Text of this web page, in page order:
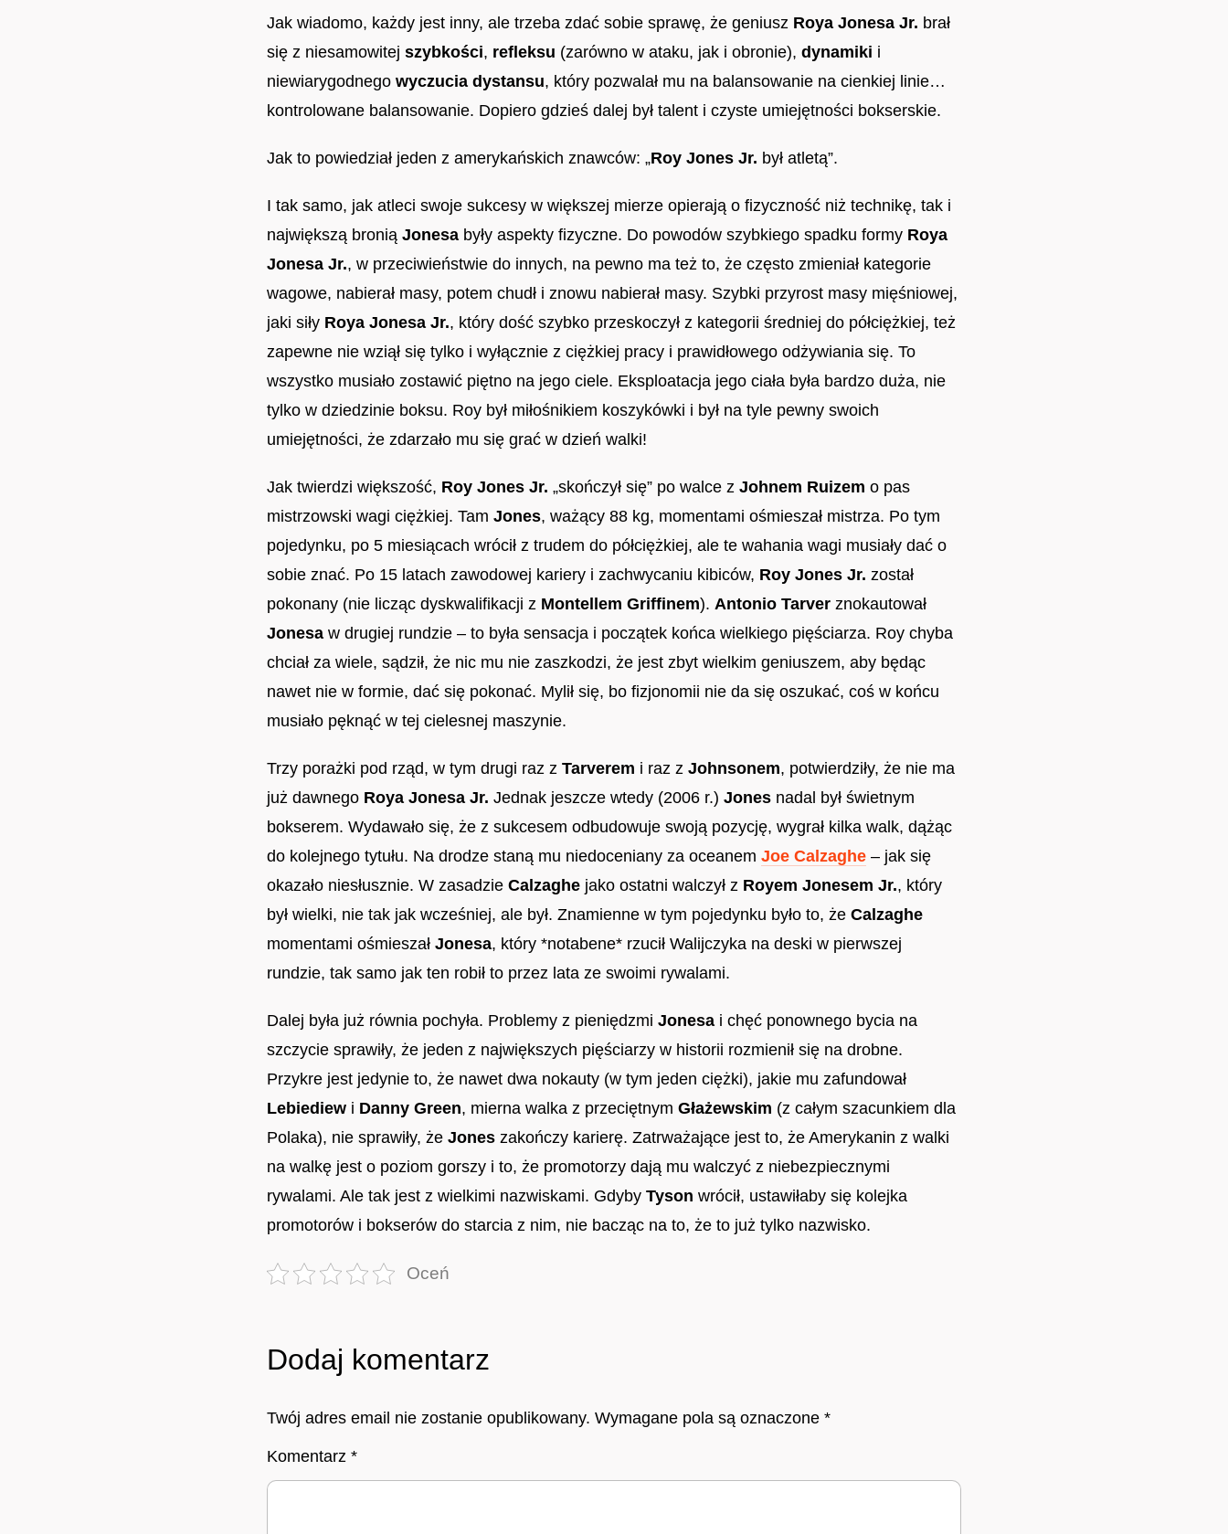
Jak wiadomo, każdy jest inny, ale trzeba zdać sobie sprawę, że geniusz Roya Jonesa Jr. brał
się z niesamowitej szybkości, refleksu (zarówno w ataku, jak i obronie), dynamiki i
niewiarygodnego wyczucia dystansu, który pozwalał mu na balansowanie na cienkiej linie…
kontrolowane balansowanie. Dopiero gdzieś dalej był talent i czyste umiejętności bokserskie.
Jak to powiedział jeden z amerykańskich znawców: „Roy Jones Jr. był atletą”.
I tak samo, jak atleci swoje sukcesy w większej mierze opierają o fizyczność niż technikę, tak i
największą bronią Jonesa były aspekty fizyczne. Do powodów szybkiego spadku formy Roya
Jonesa Jr., w przeciwieństwie do innych, na pewno ma też to, że często zmieniał kategorie
wagowe, nabierał masy, potem chudł i znowu nabierał masy. Szybki przyrost masy mięśniowej,
jaki siły Roya Jonesa Jr., który dość szybko przeskoczył z kategorii średniej do półciężkiej, też
zapewne nie wziął się tylko i wyłącznie z ciężkiej pracy i prawidłowego odżywiania się. To
wszystko musiało zostawić piętno na jego ciele. Eksploatacja jego ciała była bardzo duża, nie
tylko w dziedzinie boksu. Roy był miłośnikiem koszykówki i był na tyle pewny swoich
umiejętności, że zdarzało mu się grać w dzień walki!
Jak twierdzi większość, Roy Jones Jr. „skończył się” po walce z Johnem Ruizem o pas
mistrzowski wagi ciężkiej. Tam Jones, ważący 88 kg, momentami ośmieszał mistrza. Po tym
pojedynku, po 5 miesiącach wrócił z trudem do półciężkiej, ale te wahania wagi musiały dać o
sobie znać. Po 15 latach zawodowej kariery i zachwycaniu kibiców, Roy Jones Jr. został
pokonany (nie licząc dyskwalifikacji z Montellem Griffinem). Antonio Tarver znokautował
Jonesa w drugiej rundzie – to była sensacja i początek końca wielkiego pięściarza. Roy chyba
chciał za wiele, sądził, że nic mu nie zaszkodzi, że jest zbyt wielkim geniuszem, aby będąc
nawet nie w formie, dać się pokonać. Mylił się, bo fizjonomii nie da się oszukać, coś w końcu
musiało pęknąć w tej cielesnej maszynie.
Trzy porażki pod rząd, w tym drugi raz z Tarverem i raz z Johnsonem, potwierdziły, że nie ma
już dawnego Roya Jonesa Jr. Jednak jeszcze wtedy (2006 r.) Jones nadal był świetnym
bokserem. Wydawało się, że z sukcesem odbudowuje swoją pozycję, wygrał kilka walk, dążąc
do kolejnego tytułu. Na drodze staną mu niedoceniany za oceanem Joe Calzaghe – jak się
okazało niesłusznie. W zasadzie Calzaghe jako ostatni walczył z Royem Jonesem Jr., który
był wielki, nie tak jak wcześniej, ale był. Znamienne w tym pojedynku było to, że Calzaghe
momentami ośmieszał Jonesa, który *notabene* rzucił Walijczyka na deski w pierwszej
rundzie, tak samo jak ten robił to przez lata ze swoimi rywalami.
Dalej była już równia pochyła. Problemy z pieniędzmi Jonesa i chęć ponownego bycia na
szczycie sprawiły, że jeden z największych pięściarzy w historii rozmienił się na drobne.
Przykre jest jedynie to, że nawet dwa nokauty (w tym jeden ciężki), jakie mu zafundował
Lebiediew i Danny Green, mierna walka z przeciętnym Głażewskim (z całym szacunkiem dla
Polaka), nie sprawiły, że Jones zakończy karierę. Zatrważające jest to, że Amerykanin z walki
na walkę jest o poziom gorszy i to, że promotorzy dają mu walczyć z niebezpiecznymi
rywalami. Ale tak jest z wielkimi nazwiskami. Gdyby Tyson wrócił, ustawiłaby się kolejka
promotorów i bokserów do starcia z nim, nie bacząc na to, że to już tylko nazwisko.
Oceń
Dodaj komentarz
Twój adres email nie zostanie opublikowany. Wymagane pola są oznaczone *
Komentarz *